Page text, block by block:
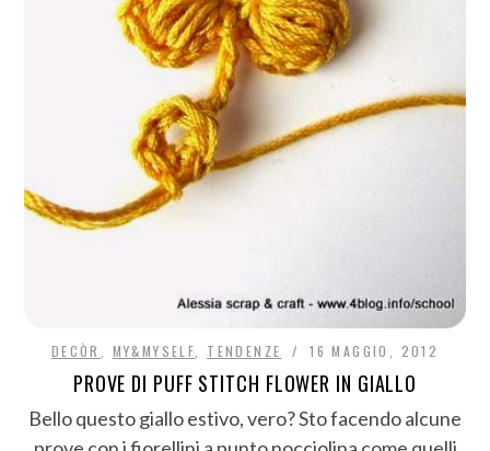
DECÒR MY&MYSELF TENDENZE 16 MAGGIO, 2012
PROVE DI PUFF STITCH FLOWER IN GIALLO
Bello questo giallo estivo, vero? Sto facendo alcune